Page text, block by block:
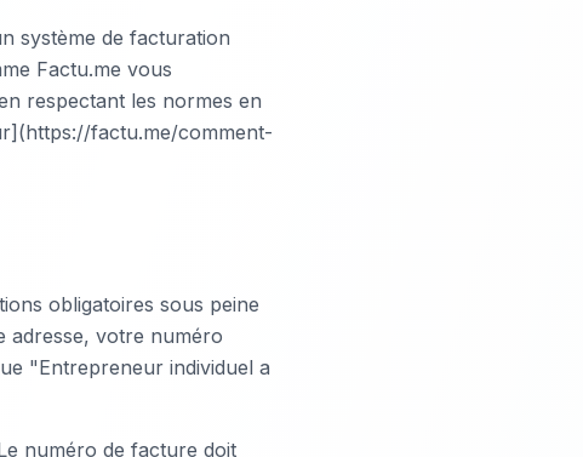
système de facturation
Factu.me vous
respectant les normes en
factu.me/comment-
obligatoires sous peine
adresse, votre numéro
"Entrepreneur individuel a
numéro de facture doit